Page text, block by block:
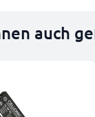
auch